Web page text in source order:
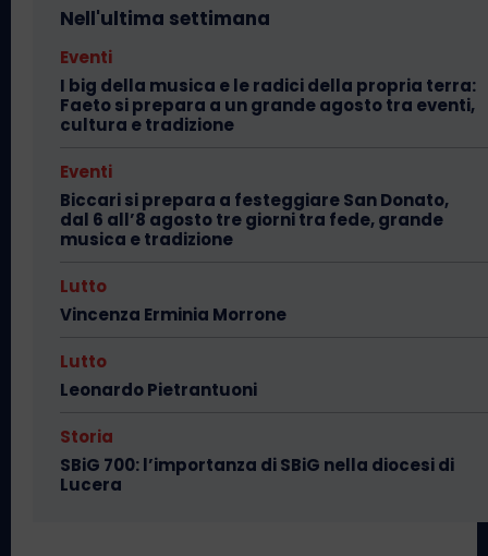
Nell'ultima settimana
Eventi
I big della musica e le radici della propria terra:
Faeto si prepara a un grande agosto tra eventi,
cultura e tradizione
Eventi
Biccari si prepara a festeggiare San Donato,
dal 6 all’8 agosto tre giorni tra fede, grande
musica e tradizione
Lutto
Vincenza Erminia Morrone
Lutto
Leonardo Pietrantuoni
Storia
SBiG 700: l’importanza di SBiG nella diocesi di
Lucera